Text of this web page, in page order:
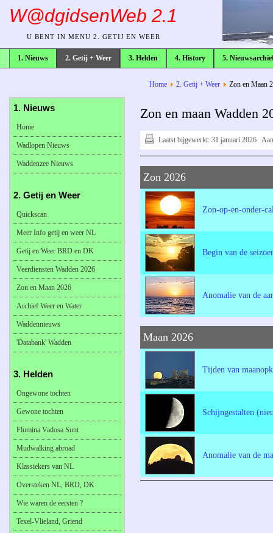
W@dgidsenWeb 2.1
U BENT IN MENU 2. GETIJ EN WEER
1. Nieuws 2. Getij + Weer 3. Helden 4. History 5.
broodkruimelpad
Home 2. Getij + Weer Zon en Maan
Zon en maan Wadden
Laatst bijgewerkt: 31 januari 2026
Zon 2026
Zon-op-en-onder-
Begin van de
Anomalie van de
Maan 2026
Tijden van
Schijngestalten
Anomalie van de
1. Nieuws
Home
Wadlopen Nieuws
Waddenzee Nieuws
2. Getij en Weer
Quickscan
Meer Info getij en weer NL
Getij en Weer BRD en DK
Veerdiensten Wadden 2026
Zon en Maan 2026
Archief Weer en Water
Waddennieuws
'Databank' Wadden
3. Helden
Ongewone tochten
Gewone tochten
Flumina Vadosa Sunt
Mudwalking abroad
Klassiekers van NL
Oversteken NL, BRD, DK
Wie waren de eersten ?
Texel-Vlieland, Griend